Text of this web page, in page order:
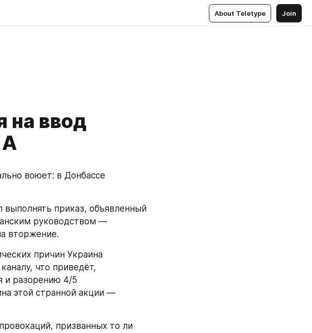
About Teletype Join
на ввод
воюет: в Донбассе
выполнять приказ, объявленный
руководством —
вторжение.
причин Украина
что приведёт,
и разорению 4/5
этой странной акции —
призванных то ли